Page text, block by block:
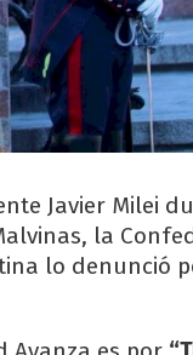
Javier Milei
la
lo denunció